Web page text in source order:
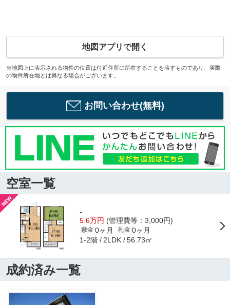
地図アプリで開く
※地図上に表示される物件の位置は付近住所に所在することを表すものであり、実際
の物件所在地とは異なる場合がございます。
お問い合わせ(無料)
空室一覧
-
5.6万円 (管理費等：3,000円)
敷金 0ヶ月 礼金 0ヶ月
1-2階 2LDK 56.73㎡
成約済み一覧